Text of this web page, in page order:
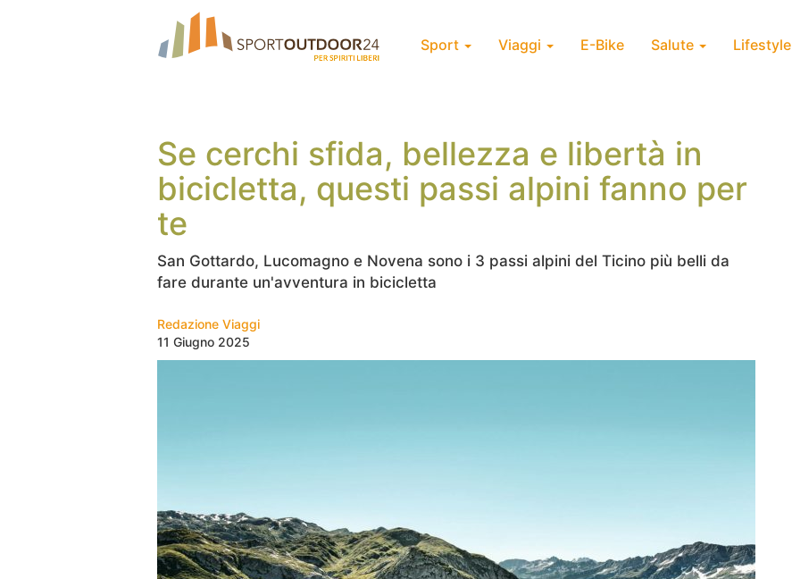
Sport Viaggi E-Bike Salute Lifestyle
Se cerchi sfida, bellezza e libertà in
bicicletta, questi passi alpini fanno per
te
San Gottardo, Lucomagno e Novena sono i 3 passi alpini del Ticino più belli da
fare durante un'avventura in bicicletta
Redazione Viaggi
11 Giugno 2025